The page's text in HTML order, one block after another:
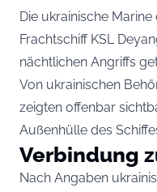
Die ukrainische
Frachtschiff KSL
nächtlichen Angriffs
Von ukrainischen
zeigten offenbar
Außenhülle des
Verbindung
Nach Angaben